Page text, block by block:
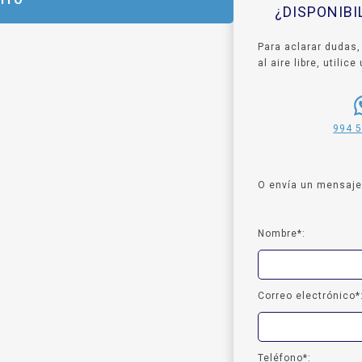
Para aclarar
al aire libre, utilice
994
O envía un
Nombre*:
Correo
Teléfono*: